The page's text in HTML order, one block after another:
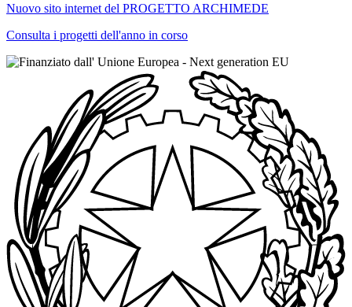
Nuovo sito internet del PROGETTO ARCHIMEDE
Consulta i progetti dell'anno in corso